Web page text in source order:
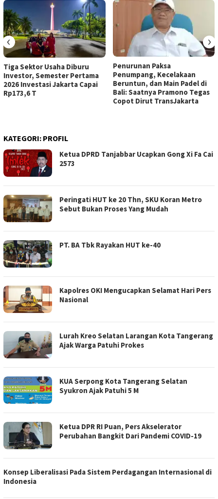
Tiga Sektor Usaha Diburu
Investor, Semester Pertama
2026 Investasi Jakarta Capai
Rp173,6 T
Penurunan Paksa
Penumpang, Kecelakaan
Beruntun, dan Main Padel di
Bali: Saatnya Pramono Tegas
Copot Dirut TransJakarta
‹ ›
KATEGORI: PROFIL
Ketua DPRD Tanjabbar Ucapkan Gong Xi Fa Cai
2573
Peringati HUT ke 20 Thn, SKU Koran Metro
Sebut Bukan Proses Yang Mudah
PT. BA Tbk Rayakan HUT ke-40
Kapolres OKI Mengucapkan Selamat Hari Pers
Nasional
Lurah Kreo Selatan Larangan Kota Tangerang
Ajak Warga Patuhi Prokes
KUA Serpong Kota Tangerang Selatan
Syukron Ajak Patuhi 5 M
Ketua DPR RI Puan, Pers Akselerator
Perubahan Bangkit Dari Pandemi COVID-19
Konsep Liberalisasi Pada Sistem Perdagangan Internasional di
Indonesia